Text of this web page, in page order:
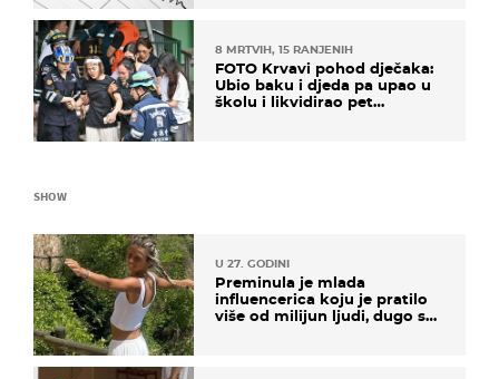
8 MRTVIH, 15 RANJENIH
FOTO Krvavi pohod dječaka:
Ubio baku i djeda pa upao u
školu i likvidirao pet
SHOW
U 27. GODINI
Preminula je mlada
influencerica koju je pratilo
više od milijun ljudi, dugo se